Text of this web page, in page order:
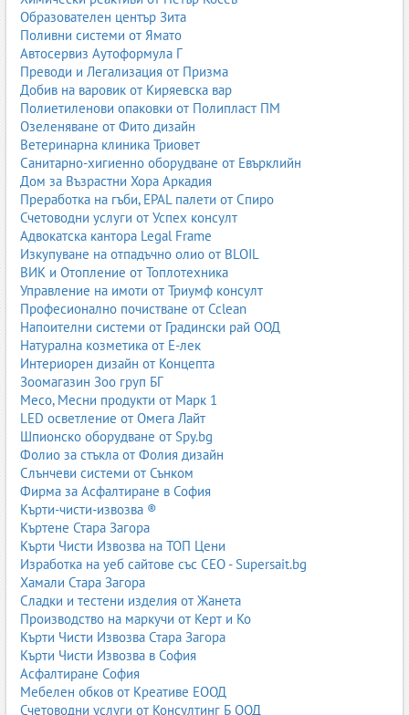
Зониране на пространството
Обикновено стаята се разделя на три основни зони:
зона за сън
зона за игра
зона за учене
Мултифункционални мебели
Легла с чекмеджета, бюра с вградени шкафове, гардероби с
допълнителни рафтове – всичко това помага за оптимално
използване на пространството.
Двуетажни легла
Подходящи за споделени стаи или за малки помещения.
Освобождават място за игра или бюро.
Модулни системи
Модулните мебели позволяват пренареждане и надграждане с
времето – добавяне на нови шкафове, рафтове или бюро.
Детски стаи по размер
Малки детски стаи
При малки помещения е важно да се мисли вертикално –
високи шкафове, рафтове до тавана, легла с чекмеджета.
Двуетажните легла и сгъваемите решения са особено полезни.
Средни детски стаи
Позволяват по-свободно разпределение – отделни зони за
сън, игра и учене, повече място за съхранение и декорации.
Големи детски стаи
Големите стаи дават възможност за кът за хоби, допълнителен
диван, по-голямо бюро или дори малък „кът за гости“.
Споделени детски стаи
Когато две или повече деца споделят стая, е важно да има
Образователен център Зита
Поливни системи от Ямато
Автосервиз Аутоформула Г
Преводи и Легализация от Призма
Добив на варовик от Киряевска вар
Полиетиленови опаковки от Полипласт ПМ
Озеленяване от Фито дизайн
Ветеринарна клиника Триовет
Санитарно-хигиенно оборудване от Евърклийн
Дом за Възрастни Хора Аркадия
Преработка на гъби, EPAL палети от Спиро
Счетоводни услуги от Успех консулт
Адвокатска кантора Legal Frame
Изкупуване на отпадъчно олио от BLOIL
ВИК и Отопление от Топлотехника
Управление на имоти от Триумф консулт
Професионално почистване от Cclean
Напоителни системи от Градински рай ООД
Натурална козметика от Е-лек
Интериорен дизайн от Концепта
Зоомагазин Зоо груп БГ
Месо, Месни продукти от Марк 1
LED осветление от Омега Лайт
Шпионско оборудване от Spy.bg
Фолио за стъкла от Фолия дизайн
Слънчеви системи от Сънком
Фирма за Асфалтиране в София
Кърти-чисти-извозва ®
Къртене Стара Загора
Кърти Чисти Извозва на ТОП Цени
Изработка на уеб сайтове със СЕО - Supersait.bg
Хамали Стара Загора
Сладки и тестени изделия от Жанета
Производство на маркучи от Керт и Ко
Кърти Чисти Извозва Стара Загора
Кърти Чисти Извозва в София
Асфалтиране София
Мебелен обков от Креативе ЕООД
Счетоводни услуги от Консултинг Б ООД